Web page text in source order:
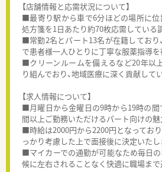
【店舗情報と応需状況について】
■最寄り駅から車で6分ほどの場所に位
処方箋を1日あたり約70枚応需している
■常勤2名とパート13名が在籍しており
で患者様一人ひとりに丁寧な服薬指導を
■クリーンルームを備えるなど20年以
り組んでおり、地域医療に深く貢献して
【求人情報について】
■月曜日から金曜日の9時から19時の間
間以上ご勤務いただけるパート向けの魅
■時給は2000円から2200円となってお
っかり考慮した上で面接後に決定いたし
■マイカーでの通勤が可能なため毎日の
候に左右されることなく快適に職場まで